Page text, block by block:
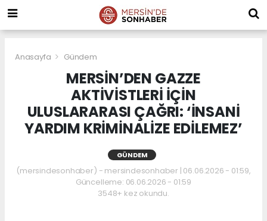
Anasayfa Gündem
MERSİN’DEN GAZZE
AKTİVİSTLERİ İÇİN
ULUSLARARASI ÇAĞRI: ‘İNSANİ
YARDIM KRİMİNALİZE EDİLEMEZ’
GÜNDEM
(mersindesonhaber) - mersindesonhaber | 06.06.2026 - 01:59,
Güncelleme: 06.06.2026 - 01:59
3548+ kez okundu.